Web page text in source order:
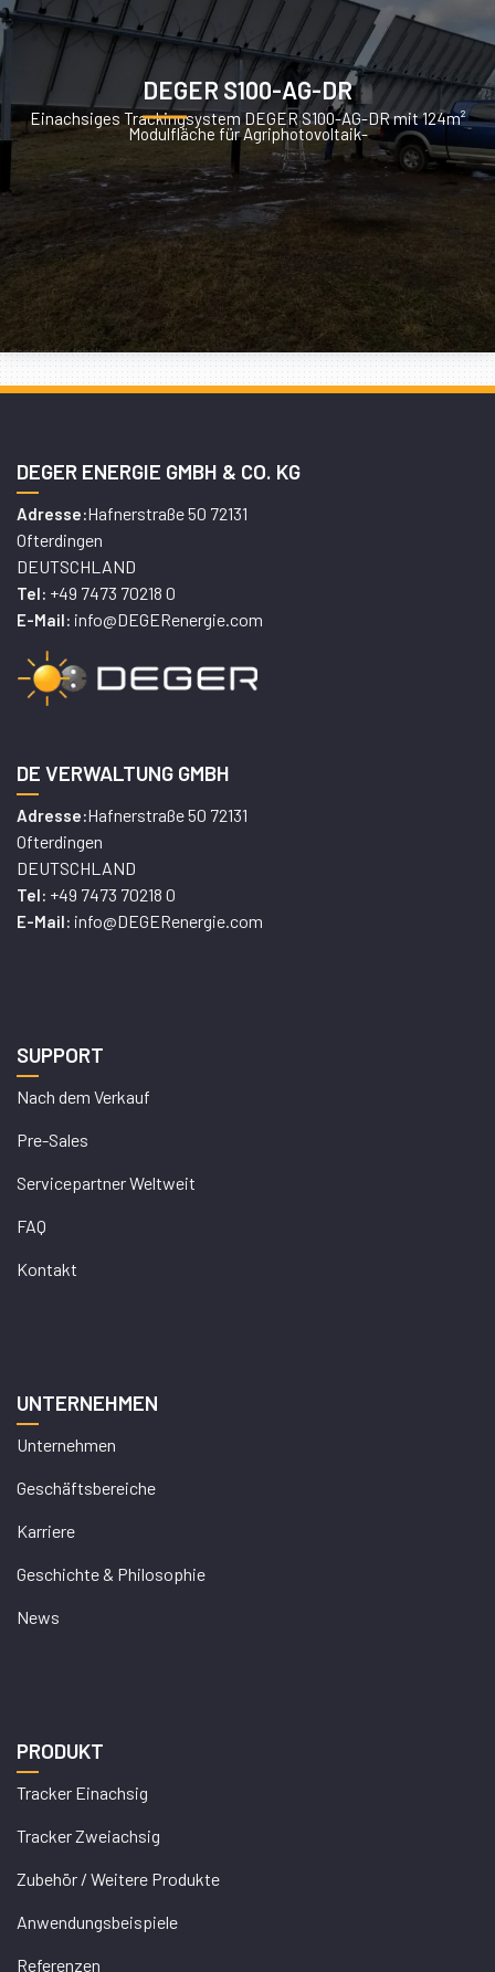
DEGER S100-AG-DR
Einachsiges Trackingsystem DEGER S100-AG-DR mit 124m²
Modulfläche für Agriphotovoltaik-
DEGER ENERGIE GMBH & CO. KG
Adresse:Hafnerstraße 50 72131
Ofterdingen
DEUTSCHLAND
Tel: +49 7473 70218 0
E-Mail: info@DEGERenergie.com
DE VERWALTUNG GMBH
Adresse:Hafnerstraße 50 72131
Ofterdingen
DEUTSCHLAND
Tel: +49 7473 70218 0
E-Mail: info@DEGERenergie.com
SUPPORT
Nach dem Verkauf
Pre-Sales
Servicepartner Weltweit
FAQ
Kontakt
UNTERNEHMEN
Unternehmen
Geschäftsbereiche
Karriere
Geschichte & Philosophie
News
PRODUKT
Tracker Einachsig
Tracker Zweiachsig
Zubehör / Weitere Produkte
Anwendungsbeispiele
Referenzen